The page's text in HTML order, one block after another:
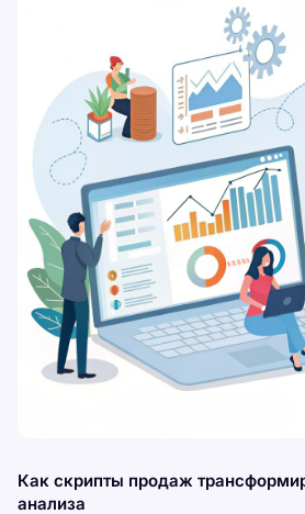
Как скрипты продаж
анализа